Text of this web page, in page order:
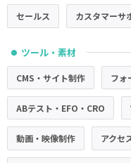
セールス カスタマーサ
● ツール・素材
CMS・サイト制作 フォ
ABテスト・EFO・CRO
動画・映像制作 アクセ